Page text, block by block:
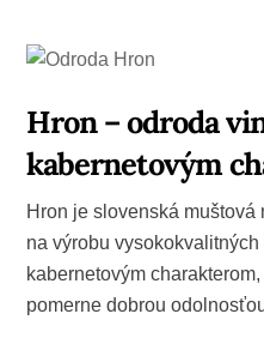
Hron – odroda
kabernetovým
Hron je slovenská
na výrobu
kabernetovým
pomerne dobrou